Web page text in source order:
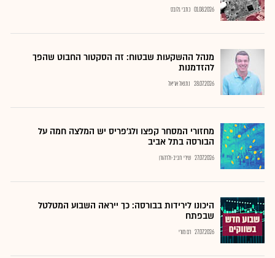
01.08.2026 כתבי גלובס
מנהל ההשקעות שבטוח: זה הסקטור החבוט שהפך
להזדמנות
28.07.2026 נתנאל אריאל
מחזורי המסחר קפצו ולג'פריס יש המלצה חמה על
הבורסה בתל אביב
27.07.2026 שירי חביב-ולדהורן
היכונו לירידות בבורסה: כך ייראה השבוע המטלטל
שבפתח
27.07.2026 רם מורי